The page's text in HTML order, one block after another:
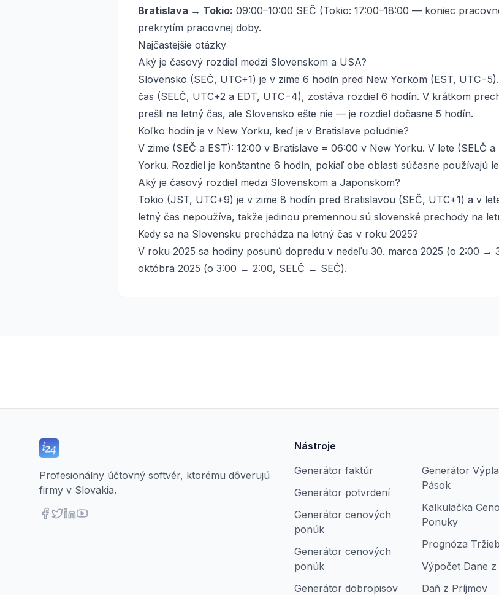
Bratislava → Tokio: 09:00–10:00 SEČ (Tokio: 17:00–18:00 — koniec
prekrytím pracovnej doby.
Najčastejšie otázky
Aký je časový rozdiel medzi Slovenskom a USA?
Slovensko (SEČ, UTC+1) je v zime 6 hodín pred New Yorkom (EST,
čas (SELČ, UTC+2 a EDT, UTC−4), zostáva rozdiel 6 hodín. V krátkom
prešli na letný čas, ale Slovensko ešte nie — je rozdiel dočasne 5 hodín.
Koľko hodín je v New Yorku, keď je v Bratislave poludnie?
V zime (SEČ a EST): 12:00 v Bratislave = 06:00 v New Yorku. V lete (SELČ
Yorku. Rozdiel je konštantne 6 hodín, pokiaľ obe oblasti súčasne používajú
Aký je časový rozdiel medzi Slovenskom a Japonskom?
Tokio (JST, UTC+9) je v zime 8 hodín pred Bratislavou (SEČ, UTC+1) a v
letný čas nepoužíva, takže jedinou premennou sú slovenské prechody na
Kedy sa na Slovensku prechádza na letný čas v roku 2025?
V roku 2025 sa hodiny posunú dopredu v nedeľu 30. marca 2025 (o 2:00 →
októbra 2025 (o 3:00 → 2:00, SELČ → SEČ).
Profesionálny účtovný softvér, ktorému dôverujú
firmy v Slovakia.
Nástroje
Generátor faktúr
Generátor potvrdení
Generátor cenových
ponúk
Generátor cenových
ponúk
Generátor dobropisov
Generátor
Pások
Kalkulačka
Ponuky
Prognóza Tržieb
Výpočet Dane z
Daň z Príjmov